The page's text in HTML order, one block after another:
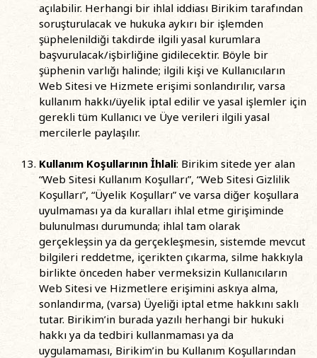
açılabilir. Herhangi bir ihlal iddiası Birikim tarafından
soruşturulacak ve hukuka aykırı bir işlemden
şüphelenildiği takdirde ilgili yasal kurumlara
başvurulacak/işbirliğine gidilecektir. Böyle bir
şüphenin varlığı halinde; ilgili kişi ve Kullanıcıların
Web Sitesi ve Hizmete erişimi sonlandırılır, varsa
kullanım hakkı/üyelik iptal edilir ve yasal işlemler için
gerekli tüm Kullanıcı ve Üye verileri ilgili yasal
mercilerle paylaşılır.
Kullanım Koşullarının İhlali: Birikim sitede yer alan
“Web Sitesi Kullanım Koşulları”, “Web Sitesi Gizlilik
Koşulları”, “Üyelik Koşulları” ve varsa diğer koşullara
uyulmaması ya da kuralları ihlal etme girişiminde
bulunulması durumunda; ihlal tam olarak
gerçekleşsin ya da gerçekleşmesin, sistemde mevcut
bilgileri reddetme, içerikten çıkarma, silme hakkıyla
birlikte önceden haber vermeksizin Kullanıcıların
Web Sitesi ve Hizmetlere erişimini askıya alma,
sonlandırma, (varsa) Üyeliği iptal etme hakkını saklı
tutar. Birikim’in burada yazılı herhangi bir hukuki
hakkı ya da tedbiri kullanmaması ya da
uygulamaması, Birikim’in bu Kullanım Koşullarından